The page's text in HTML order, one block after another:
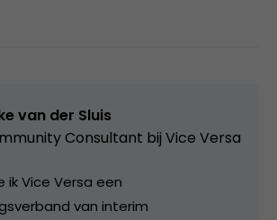
van der Sluis
Consultant bij Vice Versa
ik Vice Versa een
van interim